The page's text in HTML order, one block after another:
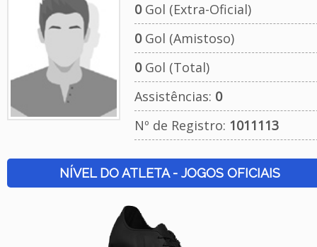
0Gol (Extra-Oficial)
0Gol (Amistoso)
0Gol (Total)
Assistências: 0
Nº de Registro: 1011113
NÍVEL DO ATLETA - JOGOS OFICIAIS